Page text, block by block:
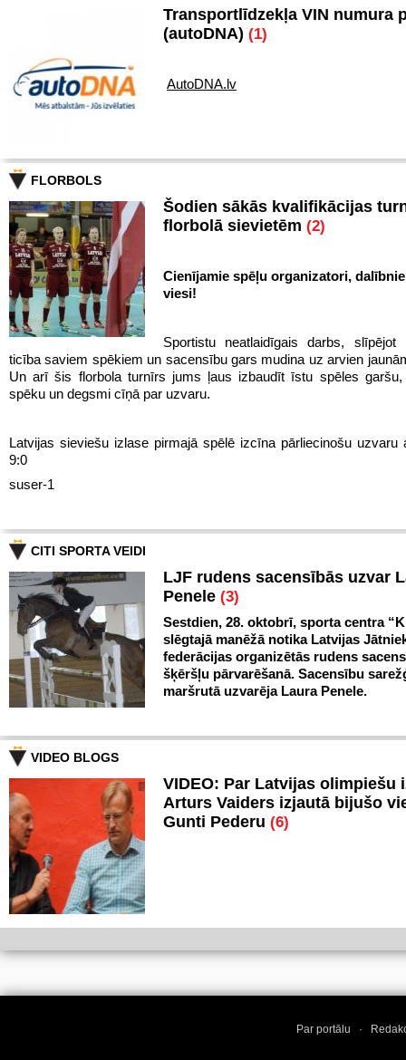
Transportlīdzekļa VIN numura
(autoDNA) (1)
AutoDNA.lv
FLORBOLS
Šodien sākās kvalifikācijas
florbolā sievietēm (2)
Cienījamie spēļu organizatori,
viesi!
Sportistu neatlaidīgais darbs, slīpējot
ticība saviem spēkiem un sacensību gars mudina uz arvien
Un arī šis florbola turnīrs jums ļaus izbaudīt īstu spēles garšu,
spēku un degsmi cīņā par uzvaru.
Latvijas sieviešu izlase pirmajā spēlē izcīna pārliecinošu uzvaru
9:0
suser-1
CITI SPORTA VEIDI
LJF rudens sacensībās uzvar
Penele (3)
Sestdien, 28. oktobrī, sporta centra
slēgtajā manēžā notika Latvijas
federācijas organizētās rudens
šķēršļu pārvarēšanā. Sacensību
maršrutā uzvarēja Laura Penele.
VIDEO BLOGS
VIDEO: Par Latvijas olimpiešu
Arturs Vaiders izjautā bijušo
Gunti Pederu (6)
Par portālu ·